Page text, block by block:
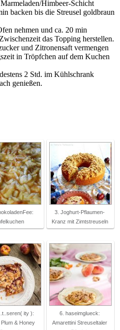
Himbeer-Schicht
backen bis die Streusel goldbraun
nehmen und ca. 20 min
das Topping herstellen.
und Zitronensaft vermengen
in Tröpfchen auf dem Kuchen
2 Std. im Kühlschrank
genießen.
3. Joghurt-Pflaumen-
Kranz mit Zimtstreuseln
ity ):
Plum & Honey
6. haseimglueck:
Amarettini Streuseltaler